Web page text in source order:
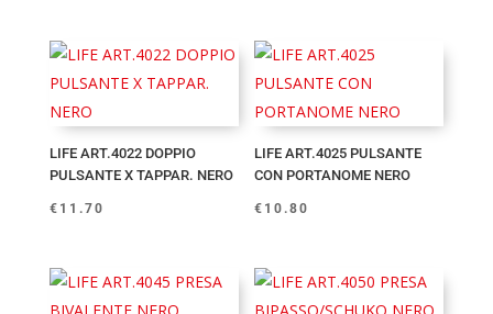
LIFE ART.4022 DOPPIO
PULSANTE X TAPPAR. NERO
€ 11.70
LIFE ART.4025 PULSANTE
CON PORTANOME NERO
€ 10.80